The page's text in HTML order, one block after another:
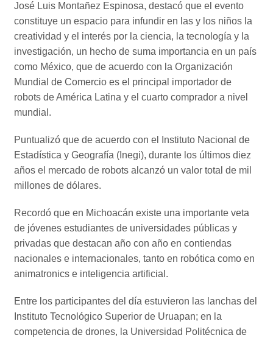
José Luis Montañez Espinosa, destacó que el evento
constituye un espacio para infundir en las y los niños la
creatividad y el interés por la ciencia, la tecnología y la
investigación, un hecho de suma importancia en un país
como México, que de acuerdo con la Organización
Mundial de Comercio es el principal importador de
robots de América Latina y el cuarto comprador a nivel
mundial.
Puntualizó que de acuerdo con el Instituto Nacional de
Estadística y Geografía (Inegi), durante los últimos diez
años el mercado de robots alcanzó un valor total de mil
millones de dólares.
Recordó que en Michoacán existe una importante veta
de jóvenes estudiantes de universidades públicas y
privadas que destacan año con año en contiendas
nacionales e internacionales, tanto en robótica como en
animatronics e inteligencia artificial.
Entre los participantes del día estuvieron las lanchas del
Instituto Tecnológico Superior de Uruapan; en la
competencia de drones, la Universidad Politécnica de